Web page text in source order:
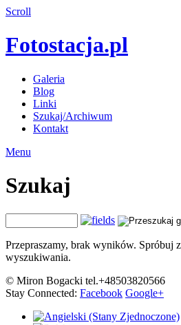
Scroll
Fotostacja.pl
Galeria
Blog
Linki
Szukaj/Archiwum
Kontakt
Menu
Szukaj
Przepraszamy, brak wyników. Spróbuj
wyszukiwania.
© Miron Bogacki tel.+48503820566
Stay Connected: Facebook Google+